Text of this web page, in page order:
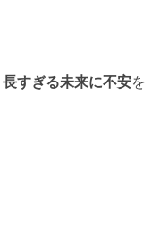
長すぎる未来に不安を